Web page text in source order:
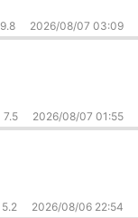
9.8 2026/08/07 03:09
7.5 2026/08/07 01:55
5.2 2026/08/06 22:54